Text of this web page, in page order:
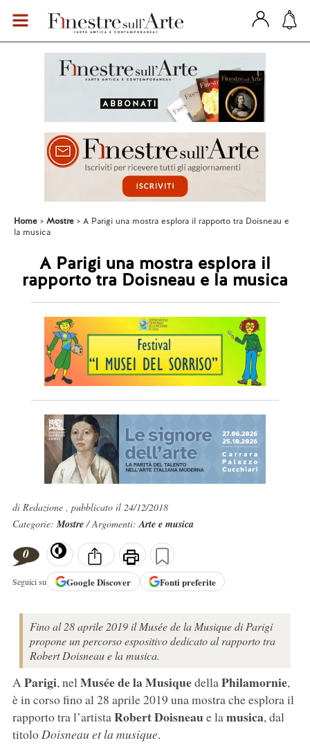
Home Mostre
A Parigi una mostra esplora il rapporto tra Doisneau e
la musica
A Parigi una mostra esplora il
rapporto tra Doisneau e la musica
di Redazione , pubblicato il 24/12/2018
Categorie:Mostre/ Argomenti:Arte e musica
0
Seguici su GoogleDiscover Fonti preferite
Fino al 28 aprile 2019 il Musée de la Musique di Parigi
propone un percorso espositivo dedicato al rapporto tra
Robert Doisneau e la musica.
AParigi, nelMusée de la MusiquedellaPhilamornie,
è in corso fino al 28 aprile 2019 una mostra che esplora il
rapporto tra l’artistaRobertDoisneaue lamusica, dal
titoloDoisneau et la musique.